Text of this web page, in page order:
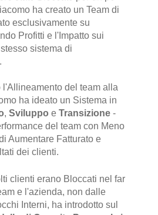
ha creato un Team di
esclusivamente su
Profitti e l'Impatto sui
sistema di
l'Allineamento del team alla
ha ideato un Sistema in
, Sviluppo e Transizione -
del team con Meno
Aumentare Fatturato e
dei clienti.
clienti erano Bloccati nel far
e l'azienda, non dalle
Interni, ha introdotto sul